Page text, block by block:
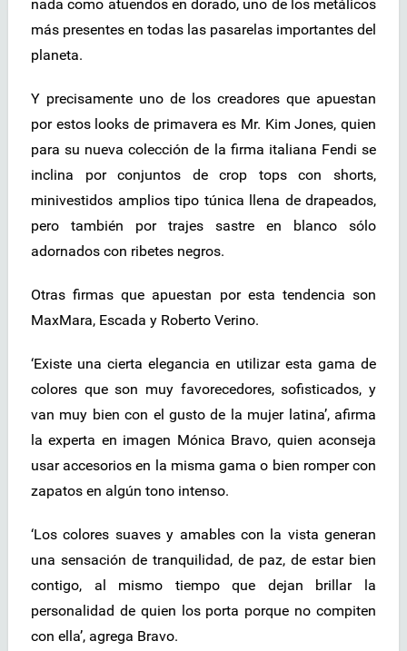
nada como atuendos en dorado, uno de los metálicos
más presentes en todas las pasarelas importantes del
planeta.
Y precisamente uno de los creadores que apuestan
por estos looks de primavera es Mr. Kim Jones, quien
para su nueva colección de la firma italiana Fendi se
inclina por conjuntos de crop tops con shorts,
minivestidos amplios tipo túnica llena de drapeados,
pero también por trajes sastre en blanco sólo
adornados con ribetes negros.
Otras firmas que apuestan por esta tendencia son
MaxMara, Escada y Roberto Verino.
‘Existe una cierta elegancia en utilizar esta gama de
colores que son muy favorecedores, sofisticados, y
van muy bien con el gusto de la mujer latina’, afirma
la experta en imagen Mónica Bravo, quien aconseja
usar accesorios en la misma gama o bien romper con
zapatos en algún tono intenso.
‘Los colores suaves y amables con la vista generan
una sensación de tranquilidad, de paz, de estar bien
contigo, al mismo tiempo que dejan brillar la
personalidad de quien los porta porque no compiten
con ella’, agrega Bravo.